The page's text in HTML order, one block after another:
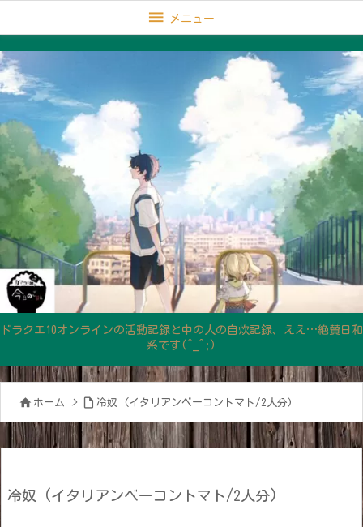
メニュー
ドラクエ10オンラインの活動記録と中の人の自炊記録、ええ…絶賛日和
系です(^_^;)
 ホーム >  冷奴 (イタリアンベーコントマト/2人分)
冷奴 (イタリアンベーコントマト/2人分)